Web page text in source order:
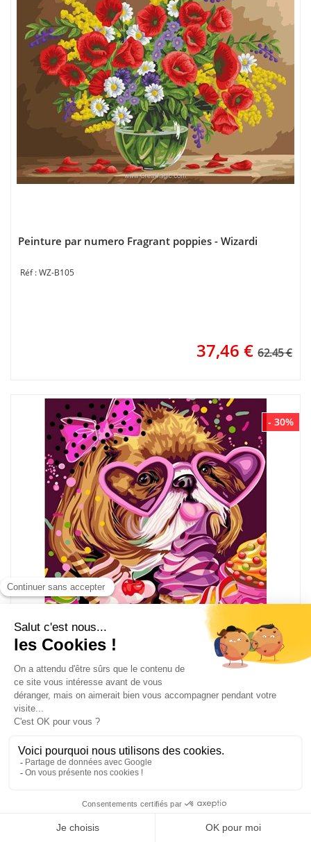
Peinture par numero Fragrant poppies - Wizardi
WZ-B105
37,46 € 62.45 €
- 30%
Peinture par numero Sweet tooth - Wizardi
WZ-R008
43,72